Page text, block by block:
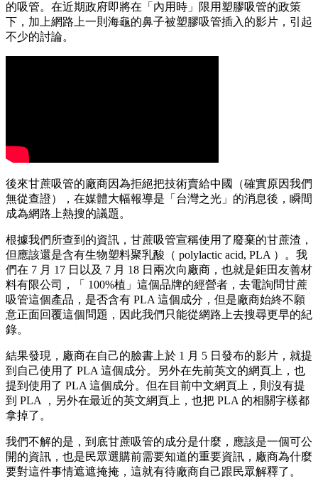
的吸管。在近期政府即將在「內用時」限用塑膠吸管的政策
下，加上網路上一則海龜的鼻子被塑膠吸管插入的影片，引起
不少的討論。
後來甘蔗吸管的廠商因為拒絕把技術賣給中國（確實原因我們
無從查證），在媒體大幅報導是「台灣之光」的消息後，瞬間
成為網路上熱搜的議題。
根據我們所查到的資訊，甘蔗吸管宣稱使用了廢棄的甘蔗渣，
但應該還是含有生物塑料聚乳酸（ polylactic acid, PLA ）。我
們在 7 月 17 日以及 7 月 18 日兩次向廠商，也就是鉅田友善材
料有限公司，「 100%植」這個品牌的經營者，去電詢問甘蔗
吸管這個產品，是否含有 PLA 這個成分，但是廠商始終不願
意正面回覆這個問題，因此我們只能從網路上去搜尋更早的紀
錄。
結果發現，廠商在自己的臉書上於 1 月 5 日發布的影片，就提
到自己使用了 PLA 這個成分。另外在先前英文的網頁上，也
提到使用了 PLA 這個成分。但在目前中文網頁上，則沒有提
到 PLA ，另外在最近的英文網頁上，也把 PLA 的相關字樣都
拿掉了。
我們不解的是，到底甘蔗吸管的成分是什麼，應該是一個可公
開的資訊，也是民眾選購前需要知道的重要資訊，廠商為什麼
要對這件事情遮遮掩掩，這就有待廠商自己跟民眾解釋了。